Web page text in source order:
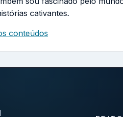
cativantes.
conteúdos